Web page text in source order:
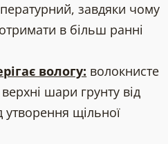
завдяки чому
в більш ранні
вологу: волокнисте
шари грунту від
утворення щільної